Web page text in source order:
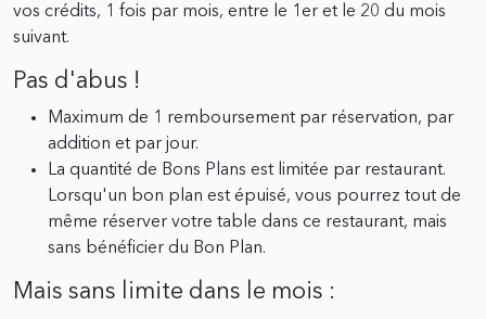
vos crédits, 1 fois par mois, entre le 1er et le 20 du mois
suivant.
Pas d'abus !
Maximum de 1 remboursement par réservation, par
addition et par jour.
La quantité de Bons Plans est limitée par restaurant.
Lorsqu'un bon plan est épuisé, vous pourrez tout de
même réserver votre table dans ce restaurant, mais
sans bénéficier du Bon Plan.
Mais sans limite dans le mois :